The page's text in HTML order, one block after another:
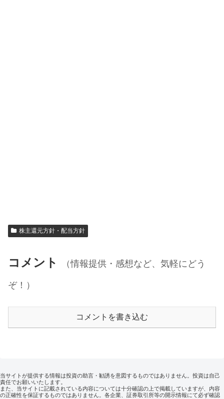
株主還元方針・配当方針
コメント
（情報提供・感想など、気軽にどう
ぞ！）
コメントを書き込む
当サイトが提供する情報は投資の助言・勧誘を意図するものではありません。投資は自己
責任でお願いいたします。
また、当サイトに記載されている内容については十分確認の上で掲載していますが、内容
の正確性を保証するものではありません。各企業、証券取引所等の開示情報にて必ず確認